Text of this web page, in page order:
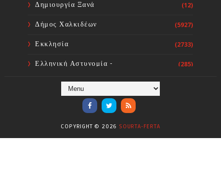
Δημιουργία Ξανά (12)
Δήμος Χαλκιδέων (5927)
Εκκλησία (2733)
Ελληνική Αστυνομία -
(285)
Ενόργανη Γυμναστική
COPYRIGHT © 2026 SOURTA-FERTA